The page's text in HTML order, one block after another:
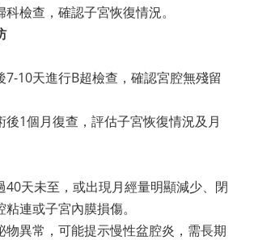
檢查，確認子宮恢復情況。
7-10天進行B超檢查，確認宮腔無殘留
後1個月復查，評估子宮恢復情況及月
40天未至，或出現月經量明顯減少、閉
連或子宮內膜損傷。
物異常，可能提示慢性盆腔炎，需長期